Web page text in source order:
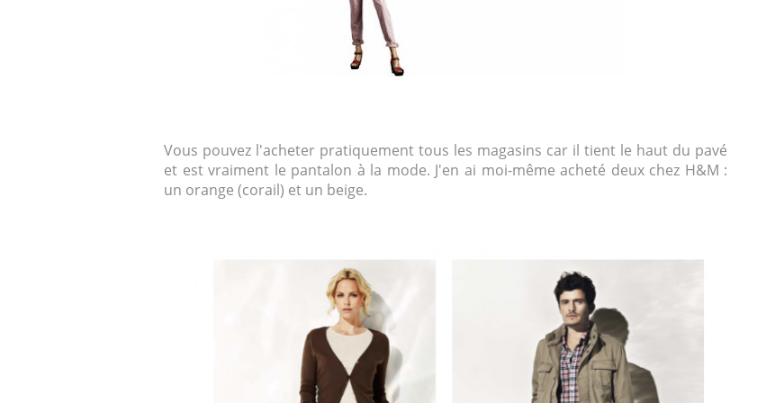
Vous pouvez l'acheter pratiquement tous les magasins car il tient le haut du pavé
et est vraiment le pantalon à la mode. J'en ai moi-même acheté deux chez H&M :
un orange (corail) et un beige.